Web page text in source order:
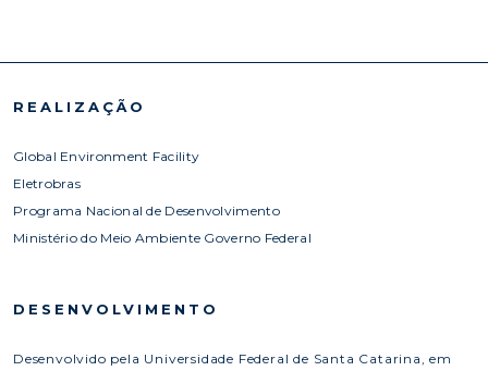
REALIZAÇÃO
Global Environment Facility
Eletrobras
Programa Nacional de Desenvolvimento
Ministério do Meio Ambiente Governo Federal
DESENVOLVIMENTO
Desenvolvido pela Universidade Federal de Santa Catarina, em